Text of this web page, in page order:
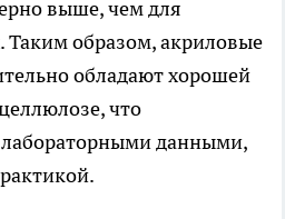
выше, чем для
Таким образом, акриловые
обладают хорошей
что
лабораторными данными,